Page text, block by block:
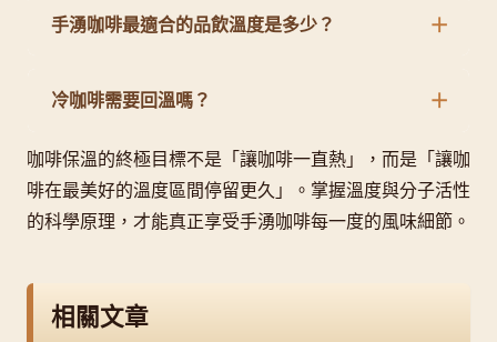
手湧咖啡最適合的品飲溫度是多少？
冷咖啡需要回溫嗎？
咖啡保溫的終極目標不是「讓咖啡一直熱」，而是「讓咖
啡在最美好的溫度區間停留更久」。掌握溫度與分子活性
的科學原理，才能真正享受手湧咖啡每一度的風味細節。
相關文章